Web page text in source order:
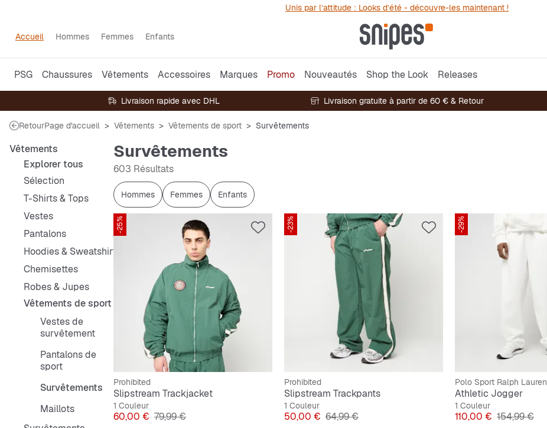
Unis par l’attitude : Looks d’été - découvre-les maintenant !
Accueil Hommes Femmes Enfants
PSG Chaussures Vêtements Accessoires Marques Promo Nouveautés Shop the Look Releases
Livraison rapide avec DHL Livraison gratuite à partir de 60 € & Retour
RetourPage d'accueil Vêtements Vêtements de sport Survêtements
Vêtements
Explorer tous
Sélection
T-Shirts & Tops
Vestes
Pantalons
Hoodies & Sweatshirts
Chemisettes
Robes & Jupes
Vêtements de sport
Vestes de
survêtement
Pantalons de
sport
Survêtements
Maillots
Survêtements
603 Résultats
Hommes Femmes Enfants
-25%
Prohibited
Slipstream Trackjacket
1 Couleur
Prix
60,00 € Prix original
79,99 €
-23%
Prohibited
Slipstream Trackpants
1 Couleur
Prix
50,00 € Prix original
64,99 €
-29%
Polo Sport Ralph Lauren
Athletic Jogger
1 Couleur
Prix
110,00 € Prix original
154,99 €